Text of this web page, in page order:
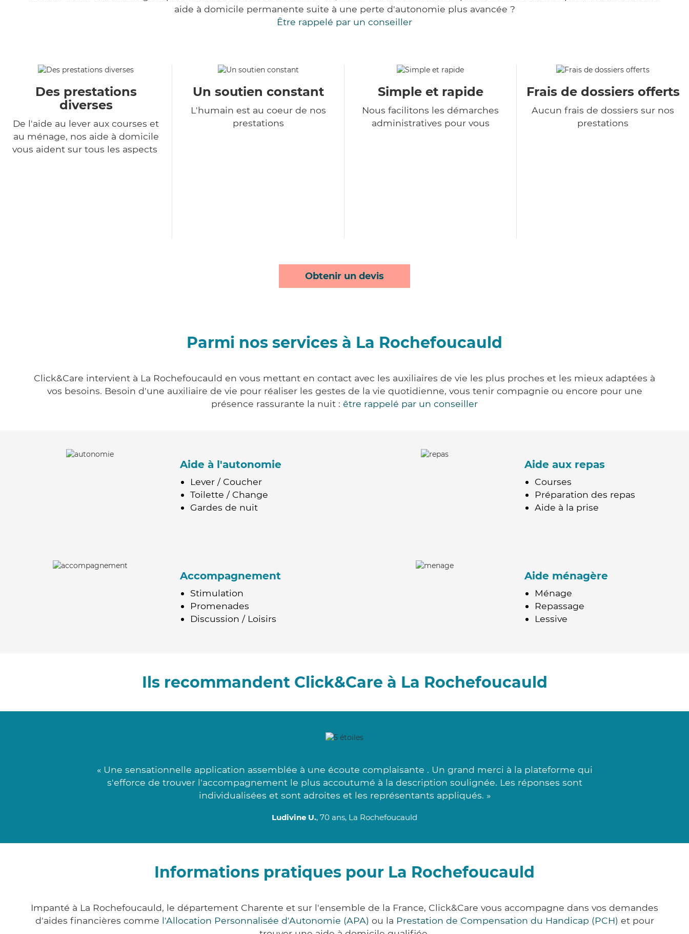
aide à domicile permanente suite à une perte d'autonomie plus avancée ?
Être rappelé par un conseiller
Des prestations
diverses
De l'aide au lever aux courses et
au ménage, nos aide à domicile
vous aident sur tous les aspects
Un soutien constant
L'humain est au coeur de nos
prestations
Simple et rapide
Nous facilitons les démarches
administratives pour vous
Frais de dossiers offerts
Aucun frais de dossiers sur nos
prestations
Obtenir un devis
Parmi nos services à La Rochefoucauld
Click&Care intervient à La Rochefoucauld en vous mettant en contact avec les auxiliaires de vie les plus proches et les mieux adaptées à
vos besoins. Besoin d'une auxiliaire de vie pour réaliser les gestes de la vie quotidienne, vous tenir compagnie ou encore pour une
présence rassurante la nuit : être rappelé par un conseiller
Aide à l'autonomie
Lever / Coucher
Toilette / Change
Gardes de nuit
Aide aux repas
Courses
Préparation des repas
Aide à la prise
Accompagnement
Stimulation
Promenades
Discussion / Loisirs
Aide ménagère
Ménage
Repassage
Lessive
Ils recommandent Click&Care à La Rochefoucauld
« Une sensationnelle application assemblée à une écoute complaisante . Un grand merci à la plateforme qui
s'efforce de trouver l'accompagnement le plus accoutumé à la description soulignée. Les réponses sont
individualisées et sont adroites et les représentants appliqués. »
Ludivine U., 70 ans, La Rochefoucauld
Informations pratiques pour La Rochefoucauld
Impanté à La Rochefoucauld, le département Charente et sur l'ensemble de la France, Click&Care vous accompagne dans vos demandes
d'aides financières comme l'Allocation Personnalisée d'Autonomie (APA) ou la Prestation de Compensation du Handicap (PCH) et pour